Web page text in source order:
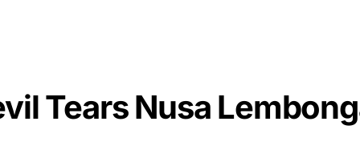
Tears Nusa